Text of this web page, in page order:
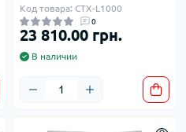
Код товара: CTX-L1000
0
23 810.00 грн.
В наличии